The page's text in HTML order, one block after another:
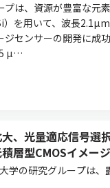
プは、資源が豊富な元
）を用いて、波長
センサーの開発に成
µ…
、光量適応信号選
層型CMOSイメー
学の研究グループは、